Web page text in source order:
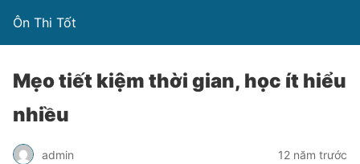
Ôn Thi Tốt
Mẹo tiết kiệm thời gian, học ít hiểu
nhiều
admin 12 năm trước